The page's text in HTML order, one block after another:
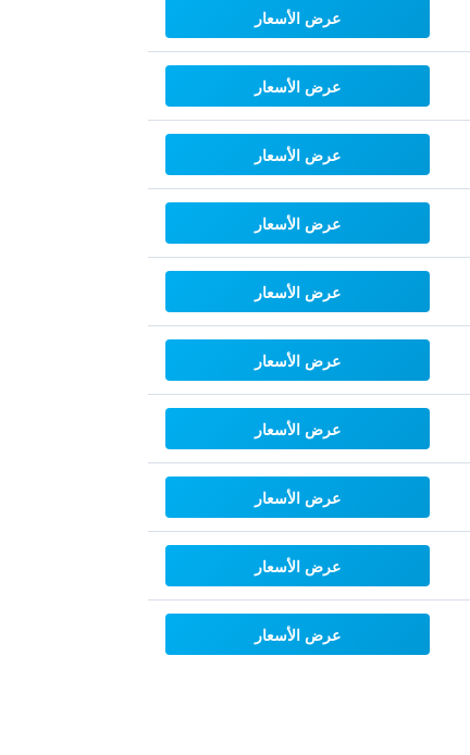
عرض الأسعار
عرض الأسعار
عرض الأسعار
عرض الأسعار
عرض الأسعار
عرض الأسعار
عرض الأسعار
عرض الأسعار
عرض الأسعار
عرض الأسعار